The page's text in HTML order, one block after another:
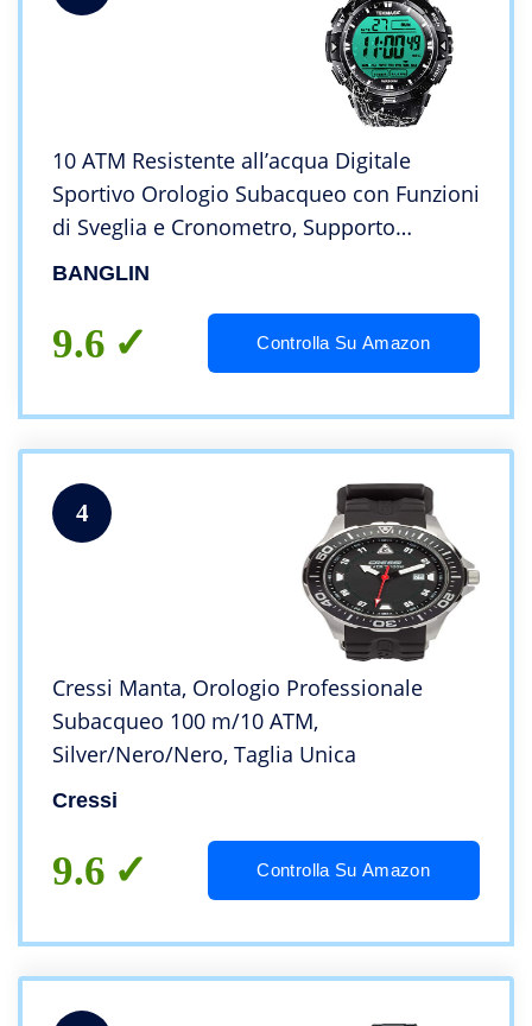
10 ATM Resistente all’acqua Digitale
Sportivo Orologio Subacqueo con Funzioni
di Sveglia e Cronometro, Supporto
Visualizzazione Doppio Fuso Orario, Timer
BANGLIN
9.6 Controlla Su Amazon
4
Cressi Manta, Orologio Professionale
Subacqueo 100 m/10 ATM,
Silver/Nero/Nero, Taglia Unica
Cressi
9.6 Controlla Su Amazon